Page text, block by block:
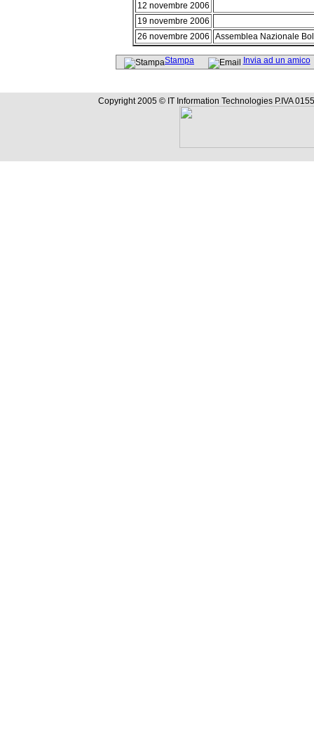
12 novembre 2006
19 novembre 2006
26 novembre 2006
Assemblea Nazionale
Stampa Invia ad un amico
Copyright 2005 © IT Information Technologies P.IVA